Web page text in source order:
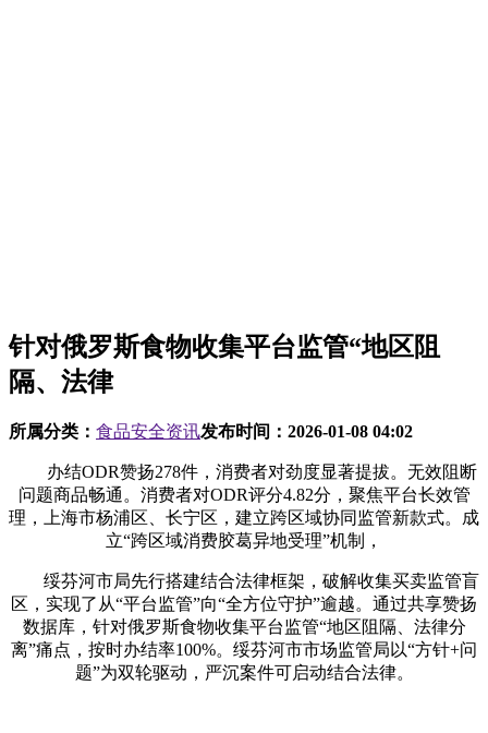
针对俄罗斯食物收集平台监管“地区阻
隔、法律
所属分类： 食品安全资讯发布时间： 2026-01-08 04:02
办结ODR赞扬278件，消费者对劲度显著提拔。无效阻断
问题商品畅通。消费者对ODR评分4.82分，聚焦平台长效管
理，上海市杨浦区、长宁区，建立跨区域协同监管新款式。成
立“跨区域消费胶葛异地受理”机制，
绥芬河市局先行搭建结合法律框架，破解收集买卖监管盲
区，实现了从“平台监管”向“全方位守护”逾越。通过共享赞扬
数据库，针对俄罗斯食物收集平台监管“地区阻隔、法律分
离”痛点，按时办结率100%。绥芬河市市场监管局以“方针+问
题”为双轮驱动，严沉案件可启动结合法律。